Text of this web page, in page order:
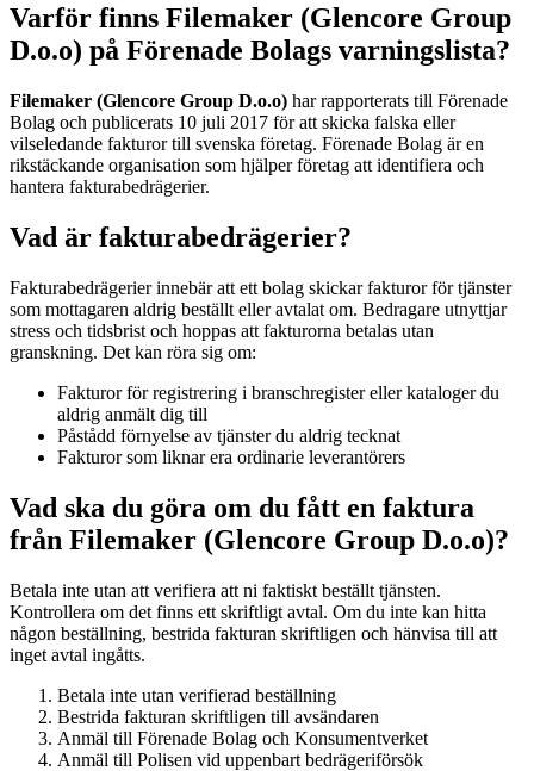
Varför finns Filemaker (Glencore Group
D.o.o) på Förenade Bolags varningslista?
Filemaker (Glencore Group D.o.o) har rapporterats till Förenade
Bolag och publicerats 10 juli 2017 för att skicka falska eller
vilseledande fakturor till svenska företag. Förenade Bolag är en
rikstäckande organisation som hjälper företag att identifiera och
hantera fakturabedrägerier.
Vad är fakturabedrägerier?
Fakturabedrägerier innebär att ett bolag skickar fakturor för tjänster
som mottagaren aldrig beställt eller avtalat om. Bedragare utnyttjar
stress och tidsbrist och hoppas att fakturorna betalas utan
granskning. Det kan röra sig om:
Fakturor för registrering i branschregister eller kataloger du
aldrig anmält dig till
Påstådd förnyelse av tjänster du aldrig tecknat
Fakturor som liknar era ordinarie leverantörers
Vad ska du göra om du fått en faktura
från Filemaker (Glencore Group D.o.o)?
Betala inte utan att verifiera att ni faktiskt beställt tjänsten.
Kontrollera om det finns ett skriftligt avtal. Om du inte kan hitta
någon beställning, bestrida fakturan skriftligen och hänvisa till att
inget avtal ingåtts.
Betala inte utan verifierad beställning
Bestrida fakturan skriftligen till avsändaren
Anmäl till Förenade Bolag och Konsumentverket
Anmäl till Polisen vid uppenbart bedrägeriförsök